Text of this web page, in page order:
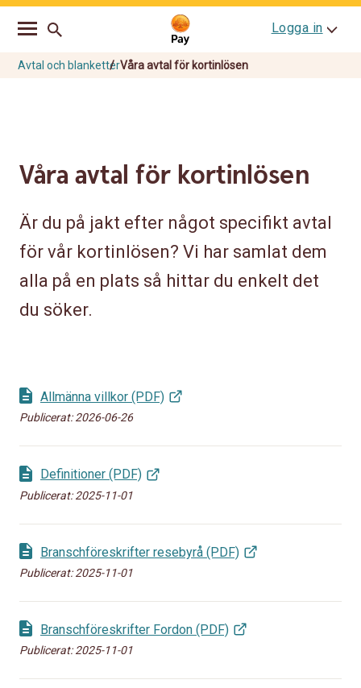
Go
navigation
Skip
Logga in
Avtal och blanketterVåra avtal för kortinlösen
Våra avtal för kortinlösen
Är du på jakt efter något specifikt avtal
för vår kortinlösen? Vi har samlat dem
alla på en plats så hittar du enkelt det
du söker.
Allmänna villkor (PDF)
Publicerat:2026-06-26
Definitioner (PDF)
Publicerat:2025-11-01
Branschföreskrifter resebyrå (PDF)
Publicerat:2025-11-01
Branschföreskrifter Fordon (PDF)
Publicerat:2025-11-01